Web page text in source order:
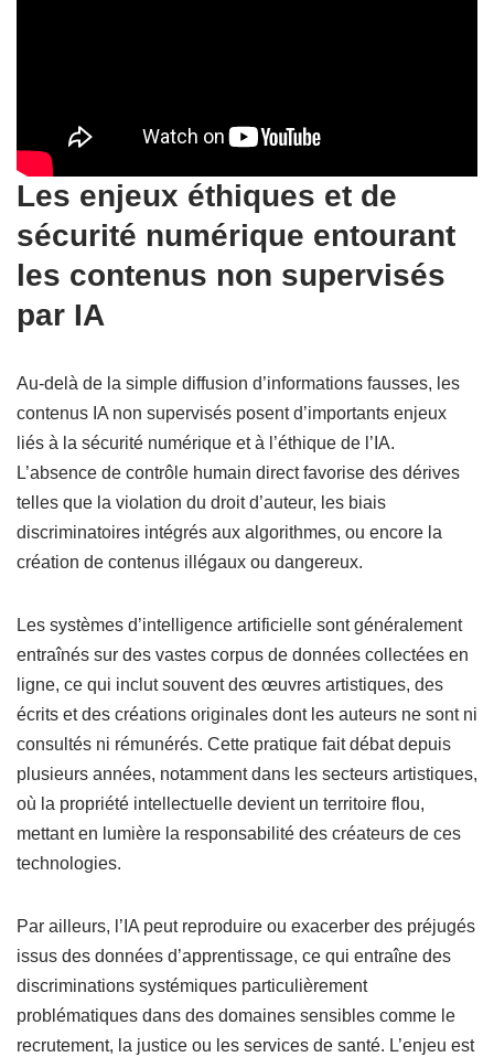
Les enjeux éthiques et de
sécurité numérique entourant
les contenus non supervisés
par IA
Au-delà de la simple diffusion d’informations fausses, les
contenus IA non supervisés posent d’importants enjeux
liés à la sécurité numérique et à l’éthique de l’IA.
L’absence de contrôle humain direct favorise des dérives
telles que la violation du droit d’auteur, les biais
discriminatoires intégrés aux algorithmes, ou encore la
création de contenus illégaux ou dangereux.
Les systèmes d’intelligence artificielle sont généralement
entraînés sur des vastes corpus de données collectées en
ligne, ce qui inclut souvent des œuvres artistiques, des
écrits et des créations originales dont les auteurs ne sont ni
consultés ni rémunérés. Cette pratique fait débat depuis
plusieurs années, notamment dans les secteurs artistiques,
où la propriété intellectuelle devient un territoire flou,
mettant en lumière la responsabilité des créateurs de ces
technologies.
Par ailleurs, l’IA peut reproduire ou exacerber des préjugés
issus des données d’apprentissage, ce qui entraîne des
discriminations systémiques particulièrement
problématiques dans des domaines sensibles comme le
recrutement, la justice ou les services de santé. L’enjeu est